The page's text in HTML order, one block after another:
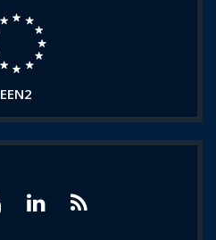
EEN2